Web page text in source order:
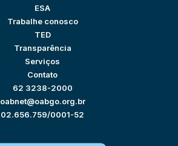
ESA
Trabalhe conosco
TED
Transparência
Serviços
Contato
62 3238-2000
oabnet@oabgo.org.br
02.656.759/0001-52